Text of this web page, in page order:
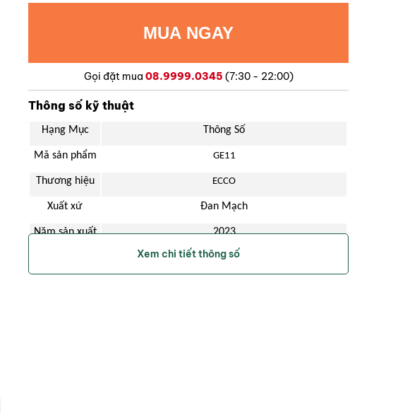
Gọi đặt mua 08.9999.0345 (7:30 - 22:00)
Thông số kỹ thuật
Hạng Mục Thông Số
Mã sản phẩm GE11
Thương hiệu ECCO
Xuất xứ Đan Mạch
Năm sản xuất 2023
White
Xem chi tiết thông số